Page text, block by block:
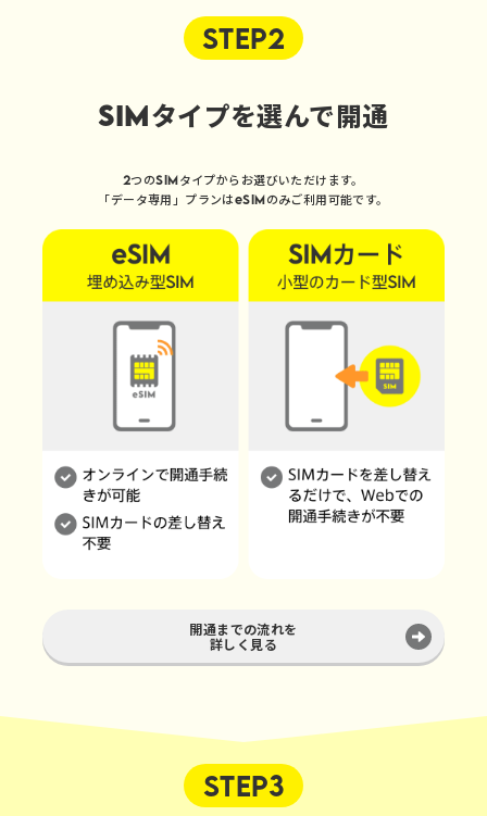
STEP2
SIMタイプを選んで開通
2つのSIMタイプからお選びいただけます。
「データ専用」プランはeSIMのみご利用可能です。
開通までの流れを
詳しく見る
STEP3